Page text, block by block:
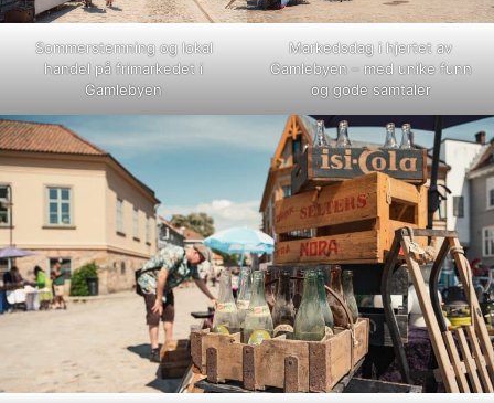
Sommerstemning og lokal
handel på frimarkedet i
Gamlebyen
Markedsdag i hjertet av
Gamlebyen – med unike funn
og gode samtaler